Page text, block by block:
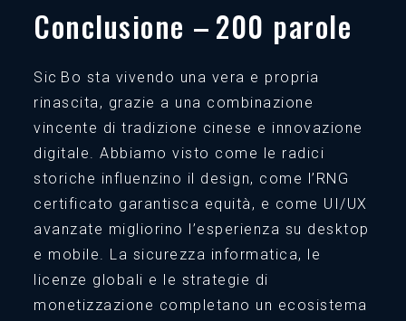
Conclusione – 200 parole
Sic Bo sta vivendo una vera e propria
rinascita, grazie a una combinazione
vincente di tradizione cinese e innovazione
digitale. Abbiamo visto come le radici
storiche influenzino il design, come l’RNG
certificato garantisca equità, e come UI/UX
avanzate migliorino l’esperienza su desktop
e mobile. La sicurezza informatica, le
licenze globali e le strategie di
monetizzazione completano un ecosistema